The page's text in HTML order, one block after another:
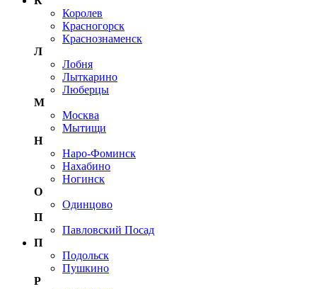
Королев
Красногорск
Краснознаменск
Л
Лобня
Лыткарино
Люберцы
М
Москва
Мытищи
Н
Наро-Фоминск
Нахабино
Ногинск
О
Одинцово
П
Павловский Посад
П
Подольск
Пушкино
Р